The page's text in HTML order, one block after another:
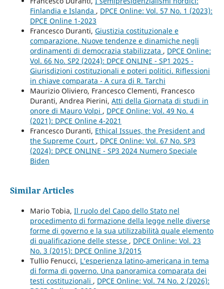
Finlandia e Islanda , DPCE Online: Vol. 57 No. 1 (2023):
DPCE Online 1-2023
Francesco Duranti, Giustizia costituzionale e
comparazione. Nuove tendenze e dinamiche negli
ordinamenti di democrazia stabilizzata , DPCE Online:
Vol. 66 No. SP2 (2024): DPCE ONLINE - SP1 2025 -
Giurisdizioni costituzionali e poteri politici. Riflessioni
in chiave comparata - A cura di R. Tarchi
Maurizio Oliviero, Francesco Clementi, Francesco
Duranti, Andrea Pierini, Atti della Giornata di studi in
onore di Mauro Volpi , DPCE Online: Vol. 49 No. 4
(2021): DPCE Online 4-2021
Francesco Duranti, Ethical Issues, the President and
the Supreme Court , DPCE Online: Vol. 67 No. SP3
(2024): DPCE ONLINE - SP3 2024 Numero Speciale
Biden
Similar Articles
Mario Tobia, Il ruolo del Capo dello Stato nel
procedimento di formazione della legge nelle diverse
forme di governo e la sua utilizzabilità quale elemento
di qualificazione delle stesse , DPCE Online: Vol. 23
No. 3 (2015): DPCE Online 3/2015
Tullio Fenucci, L’esperienza latino-americana in tema
di forma di governo. Una panoramica comparata dei
testi costituzionali , DPCE Online: Vol. 74 No. 2 (2026):